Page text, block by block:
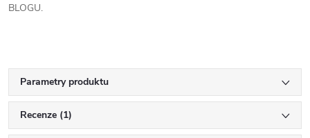
BLOGU.
Parametry produktu
Recenze (1)